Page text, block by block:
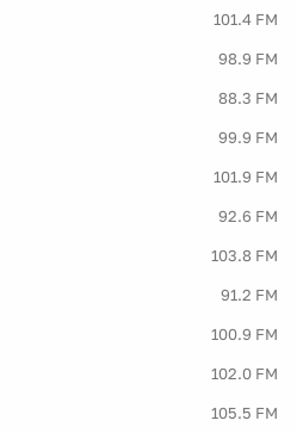
101.4 FM
98.9 FM
88.3 FM
99.9 FM
101.9 FM
92.6 FM
103.8 FM
91.2 FM
100.9 FM
102.0 FM
105.5 FM